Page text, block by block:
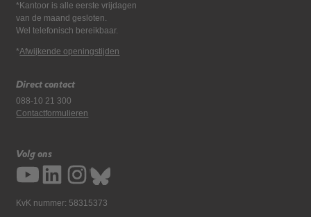
*Kantoor is alle eerste vrijdagen
van de maand gesloten.
Wel telefonisch bereikbaar.
*Afwijkende openingstijden
Direct contact
088-10 21 300
Contactformulieren
Volg ons
KvK nummer: 58315373